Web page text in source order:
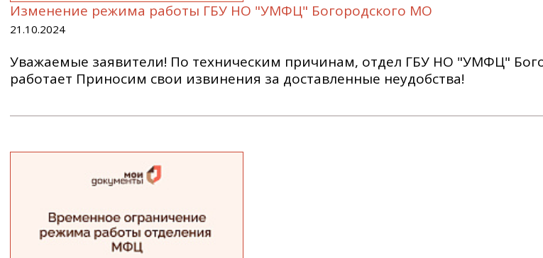
Изменение режима работы ГБУ НО "УМФЦ" Богородского МО
21.10.2024
Уважаемые заявители! По техническим причинам, отдел ГБУ НО "УМФЦ"
работает Приносим свои извинения за доставленные неудобства!